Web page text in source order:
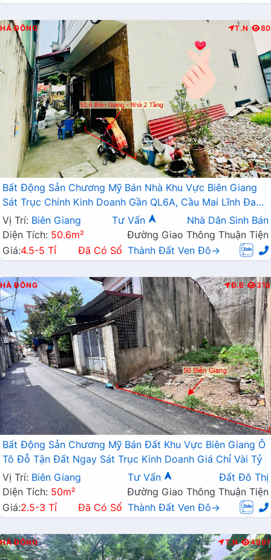
HÀ ĐÔNG T.N 80
Bất Động Sản Chương Mỹ Bán Nhà Khu Vực Biên Giang
Sát Trục Chính Kinh Doanh Gần QL6A, Cầu Mai Lĩnh Đang
Mở Rộng
Vị Trí: Biên Giang Tư Vấn
Nhà Dân Sinh Bán
Diện Tích: 50.6m²
Đường Giao Thông Thuận Tiện
Giá:4.5-5 Tỉ Đã Có Sổ Thành Đất Ven Đô→
HÀ ĐÔNG Đ.B 316
Bất Động Sản Chương Mỹ Bán Đất Khu Vực Biên Giang Ô
Tô Đỗ Tận Đất Ngay Sát Trục Kinh Doanh Giá Chỉ Vài Tỷ
Vị Trí: Biên Giang Tư Vấn
Đất Đô Thị
Diện Tích: 50m²
Đường Giao Thông Thuận Tiện
Giá:2.5-3 Tỉ Đã Có Sổ Thành Đất Ven Đô→
HÀ ĐÔNG T.N 4897